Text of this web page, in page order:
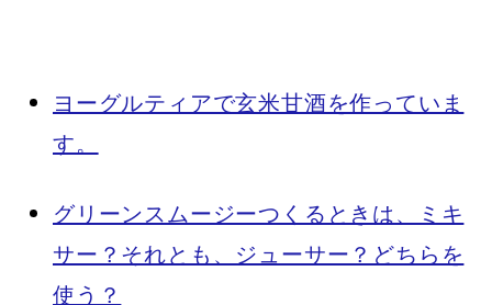
ヨーグルティアで玄米甘酒を作っていま
す。
グリーンスムージーつくるときは、ミキ
サー？それとも、ジューサー？どちらを
使う？